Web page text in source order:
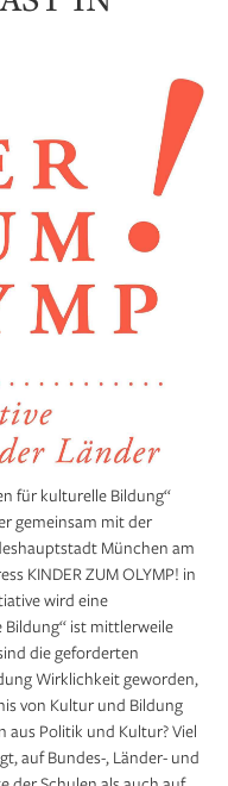
für kulturelle Bildung“
gemeinsam mit der
München am
KINDER ZUM OLYMP! in
wird eine
Bildung“ ist mittlerweile
die geforderten
Wirklichkeit geworden,
von Kultur und Bildung
aus Politik und Kultur? Viel
auf Bundes-, Länder- und